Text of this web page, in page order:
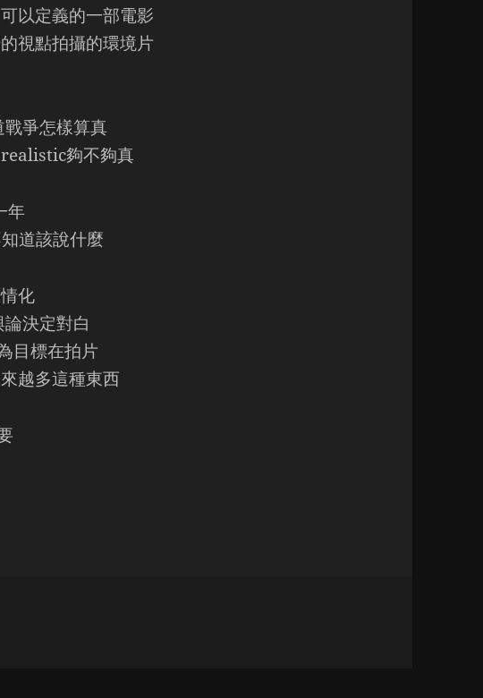
以定義的一部電影
視點拍攝的環境片
爭怎樣算真
夠不夠真
年
道該說什麼
化
決定對白
目標在拍片
越多這種東西